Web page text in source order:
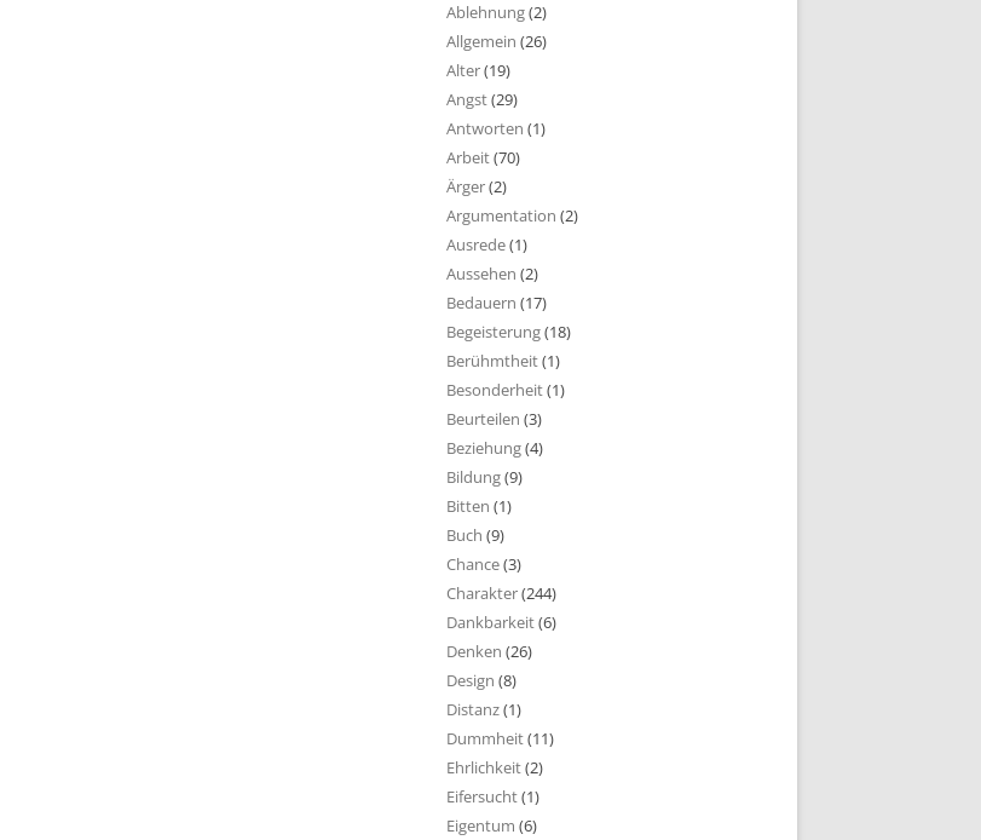
Ablehnung(2)
Allgemein (26)
Alter(19)
Angst(29)
Antworten (1)
Arbeit(70)
Ärger(2)
Argumentation (2)
Ausrede(1)
Aussehen (2)
Bedauern (17)
Begeisterung(18)
Berühmtheit(1)
Besonderheit(1)
Beurteilen (3)
Beziehung(4)
Bildung(9)
Bitten (1)
Buch (9)
Chance(3)
Charakter(244)
Dankbarkeit(6)
Denken (26)
Design (8)
Distanz(1)
Dummheit(11)
Ehrlichkeit(2)
Eifersucht(1)
Eigentum (6)